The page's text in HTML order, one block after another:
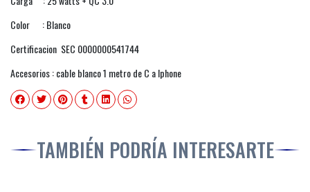
Color : Blanco
Certificacion SEC 0000000541744
Accesorios : cable blanco 1 metro de C a Iphone
TAMBIÉN PODRÍA INTERESARTE